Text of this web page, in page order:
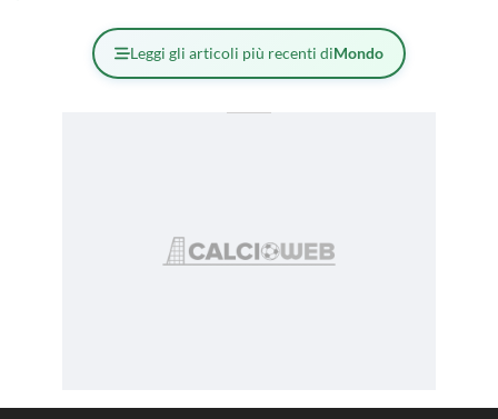
Leggi gli articoli più recenti diMondo